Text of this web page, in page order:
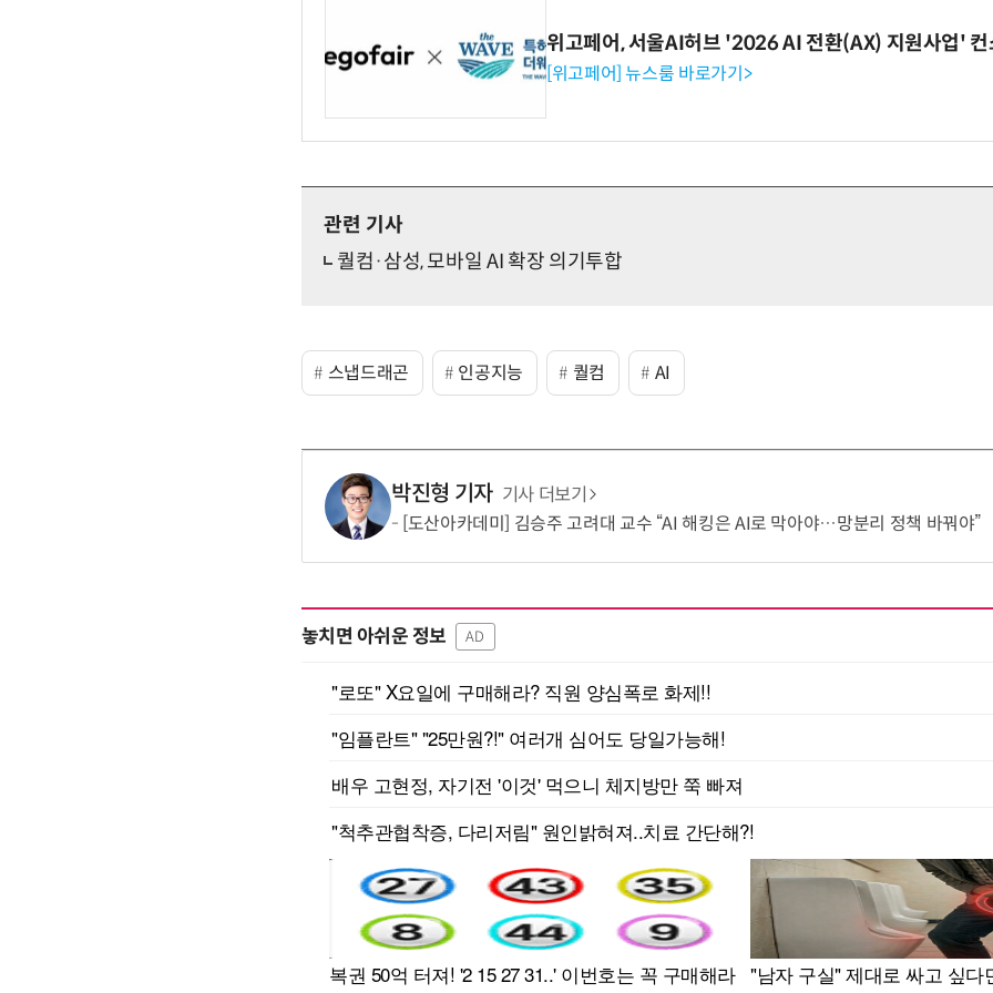
위고페어, 서울AI허브 '2026 AI 전환(AX) 지원사업' 컨
[위고페어] 뉴스룸 바로가기>
관련 기사
퀄컴·삼성, 모바일 AI 확장 의기투합
스냅드래곤 인공지능 퀄컴 AI
박진형 기자 기사 더보기
[도산아카데미] 김승주 고려대 교수 “AI 해킹은 AI로 막아야…망분리 정책 바꿔야”
놓치면 아쉬운 정보 AD